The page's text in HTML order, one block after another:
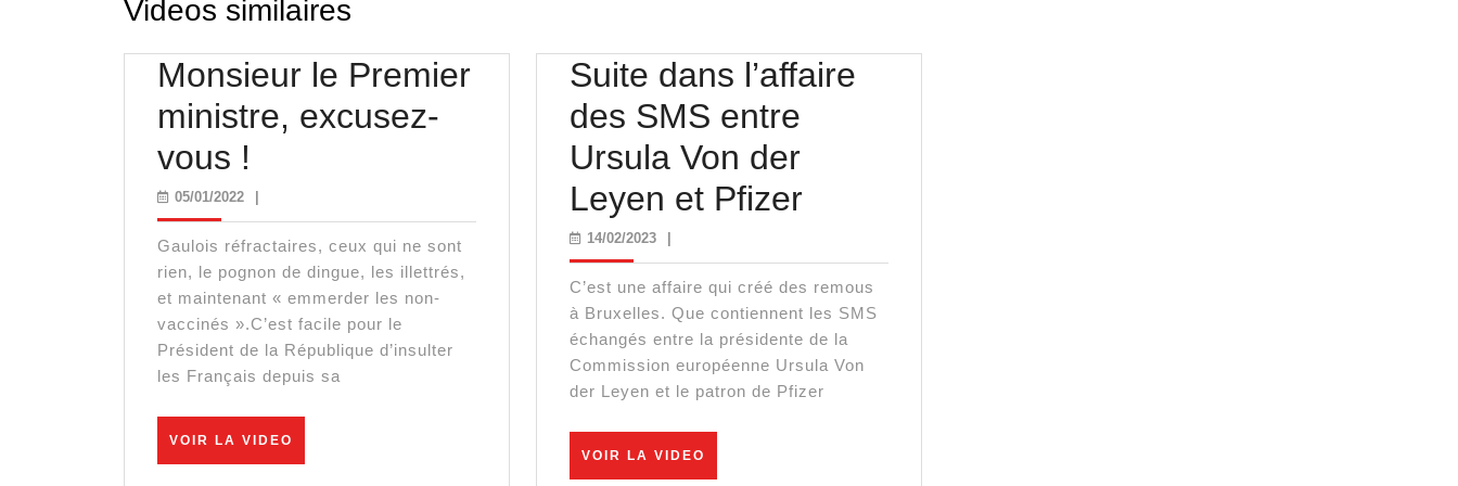
Videos similaires
Monsieur le Premier
ministre, excusez-
vous !
le
Premier
ministre,
excusez-
vous
05/01/202205/01/2022
Gaulois réfractaires, ceux qui ne sont
rien, le pognon de dingue, les illettrés,
et maintenant « emmerder les non-
vaccinés ».C’est facile pour le
Président de la République d’insulter
les Français depuis sa
VOIR LA VIDEO
Suite dans l’affaire
des SMS entre
Ursula Von der
Leyen et PfizerSuite
l’affaire
des
SMS
entre
14/02/202314/02/2023
C’est une affaire qui créé des remous
à Bruxelles. Que contiennent les SMS
échangés entre la présidente de la
Commission européenne Ursula Von
der Leyen et le patron de Pfizer
VOIR LA VIDEO